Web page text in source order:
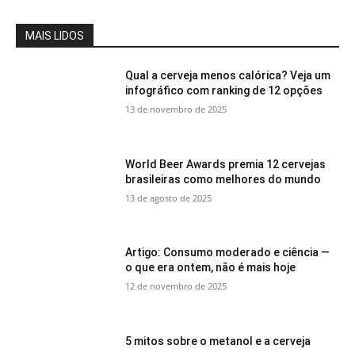
MAIS LIDOS
Qual a cerveja menos calórica? Veja um
infográfico com ranking de 12 opções
13 de novembro de 2025
World Beer Awards premia 12 cervejas
brasileiras como melhores do mundo
13 de agosto de 2025
Artigo: Consumo moderado e ciência —
o que era ontem, não é mais hoje
12 de novembro de 2025
5 mitos sobre o metanol e a cerveja